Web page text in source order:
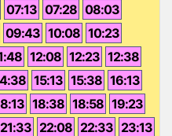
07:13 07:28 08:03
09:43 10:08 10:23
12:08 12:23 12:38
15:13 15:38 16:13
18:38 18:58 19:23
21:33 22:08 22:33 23:13